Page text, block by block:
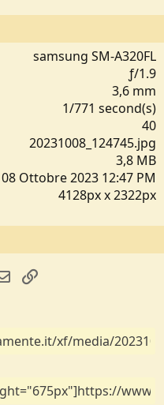
0
t
e
l
/
a
samsung SM-A320FL
ƒ/1.9
3,6 mm
1/771 second(s)
40
20231008_124745.jpg
3,8 MB
Ottobre 2023 12:47 PM
4128px x 2322px
e-mail